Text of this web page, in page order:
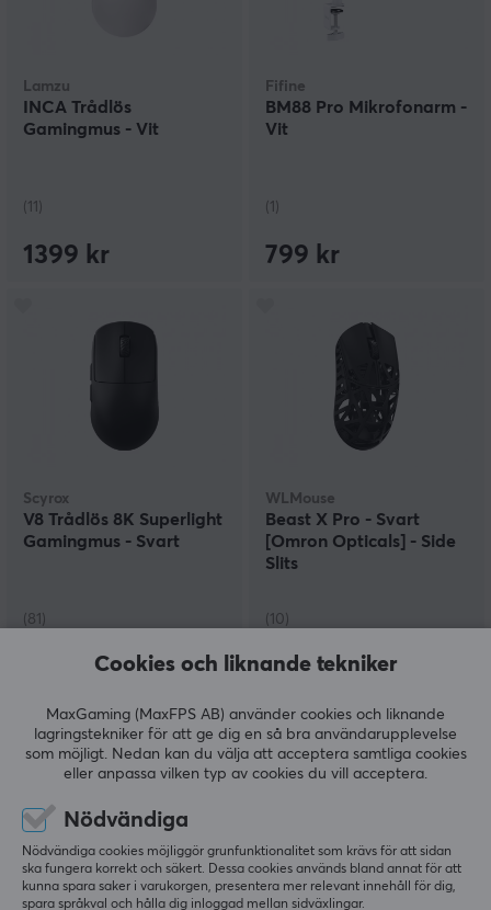
Lamzu
INCA Trådlös
Gamingmus - Vit
(11)
1399 kr
Fifine
BM88 Pro Mikrofonarm -
Vit
(1)
799 kr
Scyrox
V8 Trådlös 8K Superlight
Gamingmus - Svart
(81)
799 kr
WLMouse
Beast X Pro - Svart
[Omron Opticals] - Side
Slits
(10)
1690 kr
Cookies och liknande tekniker
MaxGaming (MaxFPS AB) använder cookies och liknande
lagringstekniker för att ge dig en så bra användarupplevelse
som möjligt. Nedan kan du välja att acceptera samtliga cookies
eller anpassa vilken typ av cookies du vill acceptera.
Nödvändiga
Nödvändiga cookies möjliggör grunfunktionalitet som krävs för att sidan
ska fungera korrekt och säkert. Dessa cookies används bland annat för att
kunna spara saker i varukorgen, presentera mer relevant innehåll för dig,
spara språkval och hålla dig inloggad mellan sidväxlingar.